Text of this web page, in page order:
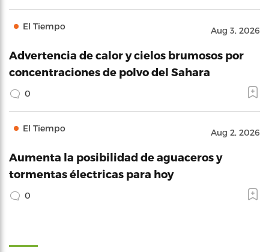
El Tiempo Aug 3, 2026
Advertencia de calor y cielos brumosos por
concentraciones de polvo del Sahara
0
El Tiempo Aug 2, 2026
Aumenta la posibilidad de aguaceros y
tormentas électricas para hoy
0